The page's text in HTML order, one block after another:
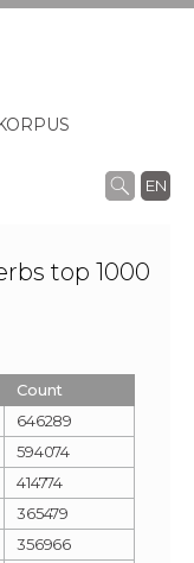
EN
top 1000
Count
646289
594074
414774
365479
356966